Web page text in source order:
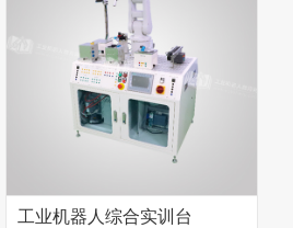
工业机器人综合实训台